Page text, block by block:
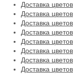
Доставка
Доставка
Доставка
Доставка
Доставка
Доставка
Доставка
Доставка